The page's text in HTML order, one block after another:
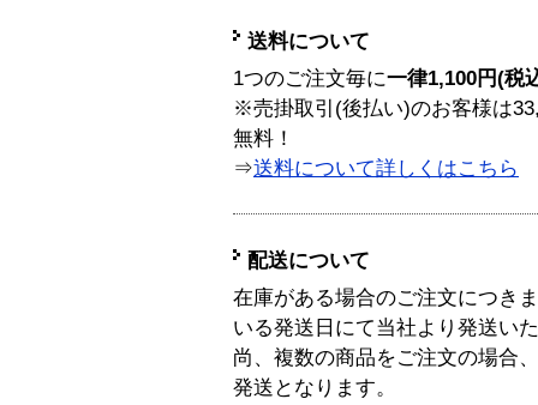
送料について
1つのご注文毎に一律1,100円(税
※売掛取引(後払い)のお客様は
無料！
⇒送料について詳しくはこちら
配送について
在庫がある場合のご注文につき
いる発送日にて当社より発送い
尚、複数の商品をご注文の場合
発送となります。